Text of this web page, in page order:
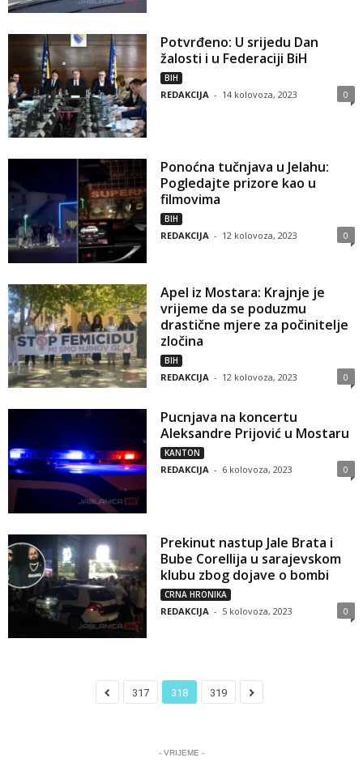
Potvrđeno: U srijedu Dan
žalosti i u Federaciji BiH
BIH
REDAKCIJA - 14 kolovoza, 2023 0
Ponoćna tučnjava u Jelahu:
Pogledajte prizore kao u
filmovima
BIH
REDAKCIJA - 12 kolovoza, 2023 0
Apel iz Mostara: Krajnje je
vrijeme da se poduzmu
drastične mjere za počinitelje
zločina
BIH
REDAKCIJA - 12 kolovoza, 2023 0
Pucnjava na koncertu
Aleksandre Prijović u Mostaru
KANTON
REDAKCIJA - 6 kolovoza, 2023 0
Prekinut nastup Jale Brata i
Bube Corellija u sarajevskom
klubu zbog dojave o bombi
CRNA HRONIKA
REDAKCIJA - 5 kolovoza, 2023 0
317 318 319
- VRIJEME -